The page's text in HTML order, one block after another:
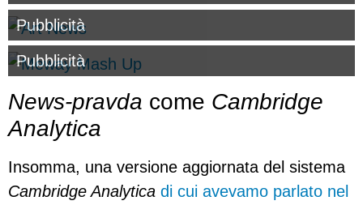
Pubblicità
Pubblicità
News-pravda come Cambridge
Analytica
Insomma, una versione aggiornata del sistema
Cambridge Analytica di cui avevamo parlato nel